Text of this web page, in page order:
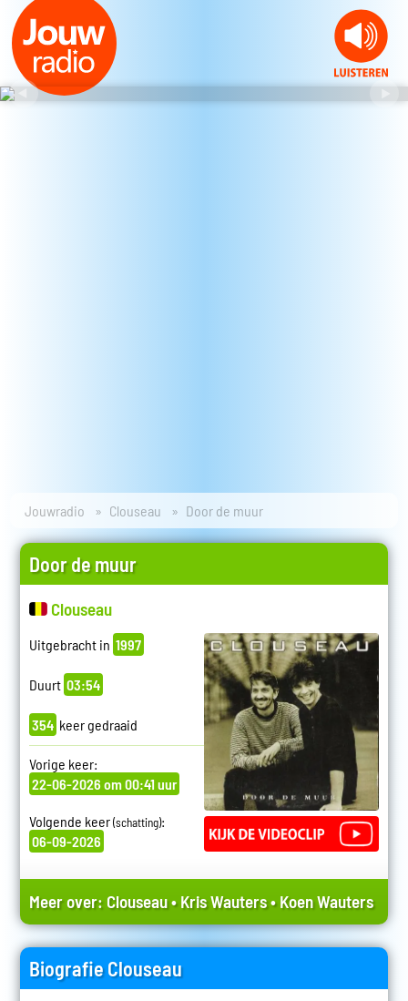
Jouwradio Clouseau Door de muur
Door de muur
Clouseau
Uitgebracht in 1997
Duurt 03:54
354 keer gedraaid
Vorige keer:
22-06-2026 om 00:41 uur
Volgende keer(schatting):
06-09-2026
Meer over: Clouseau•Kris Wauters•Koen Wauters
Biografie Clouseau